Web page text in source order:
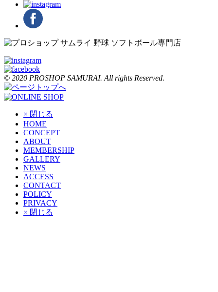
© 2020 PROSHOP SAMURAI. All rights Reserved.
× 閉じる
HOME
CONCEPT
ABOUT
MEMBERSHIP
GALLERY
NEWS
ACCESS
CONTACT
POLICY
PRIVACY
× 閉じる